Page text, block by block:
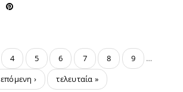
4 5 6 7 8 9
…
επόμενη ›
τελευταία »